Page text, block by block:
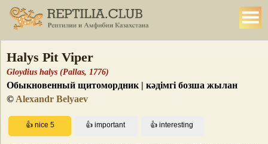
Halys Pit Viper
Gloydius halys (Pallas, 1776)
Обыкновенный щитомордник | кәдімгі бозша жылан
© Alexandr Belyaev